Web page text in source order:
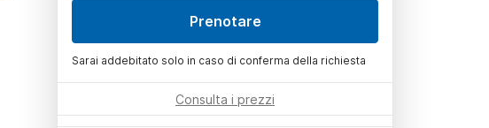
Prenotare
Sarai addebitato solo in caso di conferma della richiesta
Consulta i prezzi